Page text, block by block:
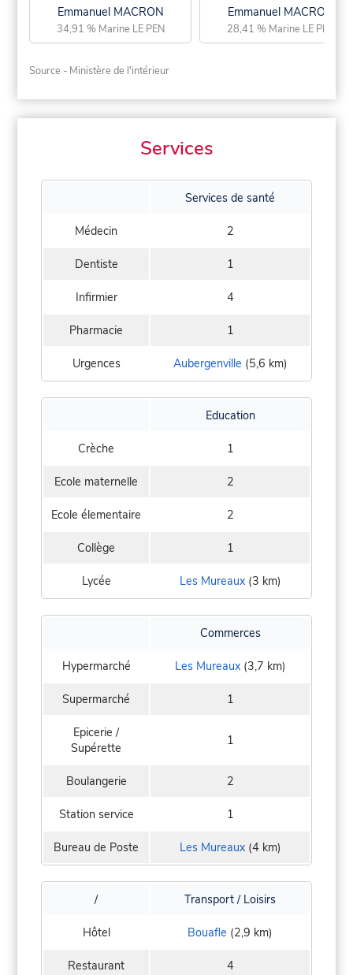
Emmanuel MACRON
34,91 % Marine LE PEN
Emmanuel MACRON
28,41 % Marine LE PEN
Source - Ministère de l'intérieur
Services
Services de santé
Médecin 2
Dentiste 1
Infirmier 4
Pharmacie 1
Urgences Aubergenville (5,6 km)
Education
Crèche 1
Ecole maternelle 2
Ecole élementaire 2
Collège 1
Lycée Les Mureaux(3 km)
Commerces
Hypermarché Les Mureaux(3,7 km)
Supermarché 1
Epicerie /
Supérette
1
Boulangerie 2
Station service 1
Bureau de Poste Les Mureaux(4 km)
/ Transport / Loisirs
Hôtel Bouafle (2,9 km)
Restaurant 4